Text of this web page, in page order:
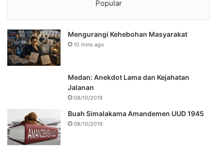
Popular
Mengurangi Kehebohan Masyarakat
10 mins ago
Medan: Anekdot Lama dan Kejahatan
Jalanan
08/10/2019
Buah Simalakama Amandemen UUD 1945
08/10/2019